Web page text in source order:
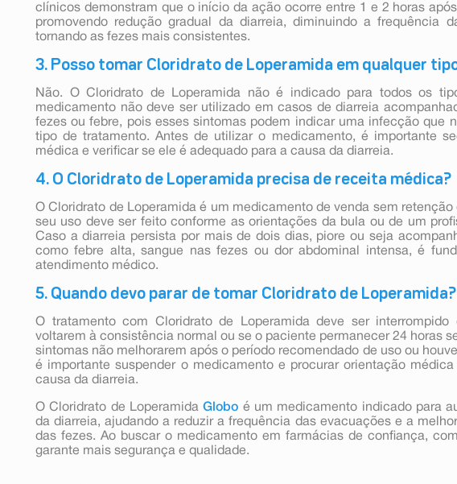
clínicos demonstram que o início da ação ocorre entre 1 e 2 horas
promovendo redução gradual da diarreia, diminuindo a frequência
tornando as fezes mais consistentes.
3. Posso tomar Cloridrato de Loperamida em qualquer
Não. O Cloridrato de Loperamida não é indicado para todos os
medicamento não deve ser utilizado em casos de diarreia
fezes ou febre, pois esses sintomas podem indicar uma infecção que
tipo de tratamento. Antes de utilizar o medicamento, é importante
médica e verificar se ele é adequado para a causa da diarreia.
4. O Cloridrato de Loperamida precisa de receita médica?
O Cloridrato de Loperamida é um medicamento de venda sem retenção
seu uso deve ser feito conforme as orientações da bula ou de um
Caso a diarreia persista por mais de dois dias, piore ou seja
como febre alta, sangue nas fezes ou dor abdominal intensa, é
atendimento médico.
5. Quando devo parar de tomar Cloridrato de Loperamida?
O tratamento com Cloridrato de Loperamida deve ser interrompido
voltarem à consistência normal ou se o paciente permanecer 24 horas
sintomas não melhorarem após o período recomendado de uso ou
é importante suspender o medicamento e procurar orientação
causa da diarreia.
O Cloridrato de LoperamidaGlobo é um medicamento indicado para
da diarreia, ajudando a reduzir a frequência das evacuações e a
das fezes. Ao buscar o medicamento em farmácias de confiança,
garante mais segurança e qualidade.